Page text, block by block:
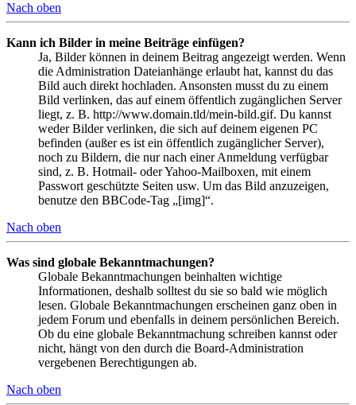
Nach oben
Kann ich Bilder in meine Beiträge einfügen?
Ja, Bilder können in deinem Beitrag angezeigt werden. Wenn
die Administration Dateianhänge erlaubt hat, kannst du das
Bild auch direkt hochladen. Ansonsten musst du zu einem
Bild verlinken, das auf einem öffentlich zugänglichen Server
liegt, z. B. http://www.domain.tld/mein-bild.gif. Du kannst
weder Bilder verlinken, die sich auf deinem eigenen PC
befinden (außer es ist ein öffentlich zugänglicher Server),
noch zu Bildern, die nur nach einer Anmeldung verfügbar
sind, z. B. Hotmail- oder Yahoo-Mailboxen, mit einem
Passwort geschützte Seiten usw. Um das Bild anzuzeigen,
benutze den BBCode-Tag „[img]“.
Nach oben
Was sind globale Bekanntmachungen?
Globale Bekanntmachungen beinhalten wichtige
Informationen, deshalb solltest du sie so bald wie möglich
lesen. Globale Bekanntmachungen erscheinen ganz oben in
jedem Forum und ebenfalls in deinem persönlichen Bereich.
Ob du eine globale Bekanntmachung schreiben kannst oder
nicht, hängt von den durch die Board-Administration
vergebenen Berechtigungen ab.
Nach oben